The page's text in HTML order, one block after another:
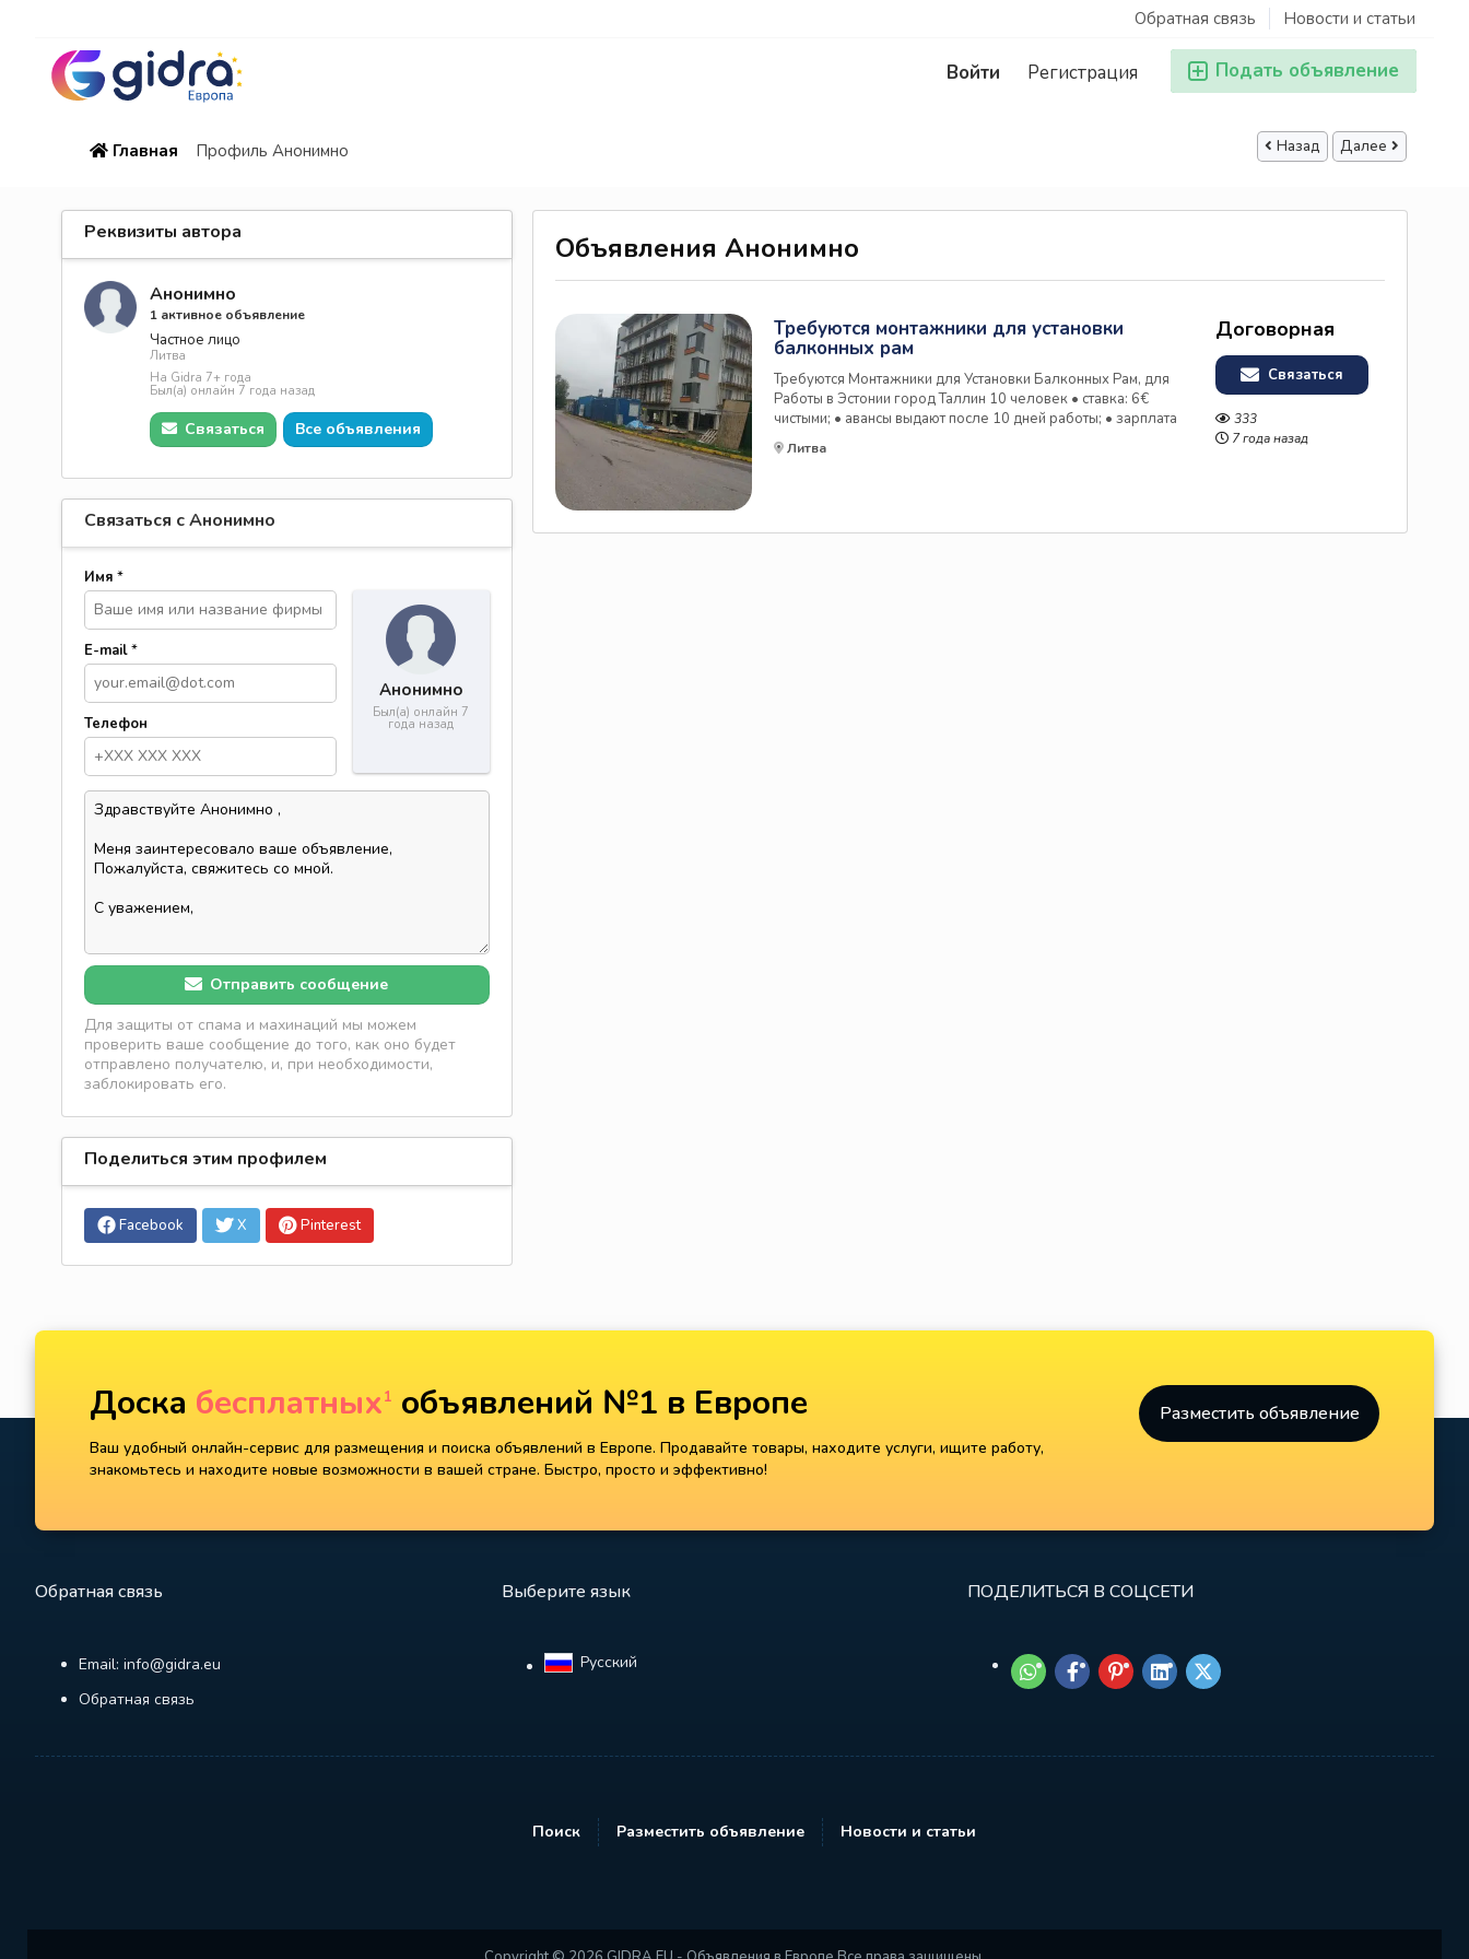
Новости и статьи
Обратная связь
Подать объявление
Регистрация
Войти
Главная Профиль Анонимно Назад Далее
Реквизиты автора
Анонимно
1 активное объявление
Частное лицо
Литва
На Gidra 7+ года
Был(а) онлайн 7 года назад
Связаться Все объявления
Связаться с Анонимно
Анонимно
Был(а) онлайн 7
года назад
Имя *
E-mail*
Телефон
Отправить сообщение
Для защиты от спама и махинаций мы можем
проверить ваше сообщение до того, как оно будет
отправлено получателю, и, при необходимости,
заблокировать его.
Поделиться этим профилем
Facebook X Pinterest
Объявления Анонимно
Требуются монтажники для установки
балконных рам
Требуются Монтажники для Установки Балконных Рам, для
Работы в Эстонии город Таллин 10 человек • ставка: 6€
чистыми; • авансы выдают после 10 дней работы; • зарплата
перечисляется на банковскую карту Условия работы: •
рабочий день 10-12 часов; • 6 дневная рабочая неделя; •
Литва
Договорная
Связаться
333
7 года назад
Доска бесплатных1 объявлений №1 в Европе
Ваш удобный онлайн-сервис для размещения и поиска объявлений в Европе. Продавайте товары, находите услуги, ищите работу,
знакомьтесь и находите новые возможности в вашей стране. Быстро, просто и эффективно!
Разместить объявление
Обратная связь
Email: info@gidra.eu
Обратная связь
Выберите язык
Русский‎
ПОДЕЛИТЬСЯ В СОЦСЕТИ
Поиск Разместить объявление Новости и статьи